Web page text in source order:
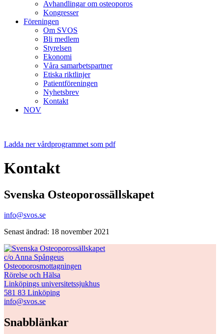
Avhandlingar om osteoporos
Kongresser
Föreningen
Om SVOS
Bli medlem
Styrelsen
Ekonomi
Våra samarbetspartner
Etiska riktlinjer
Patientföreningen
Nyhetsbrev
Kontakt
NOV
Ladda ner vårdprogrammet som pdf
Kontakt
Svenska Osteoporossällskapet
info@svos.se
Senast ändrad: 18 november 2021
c/o Anna Spångeus
Osteoporosmottagningen
Rörelse och Hälsa
Linköpings universitetssjukhus
581 83 Linköping
info@svos.se
Snabblänkar